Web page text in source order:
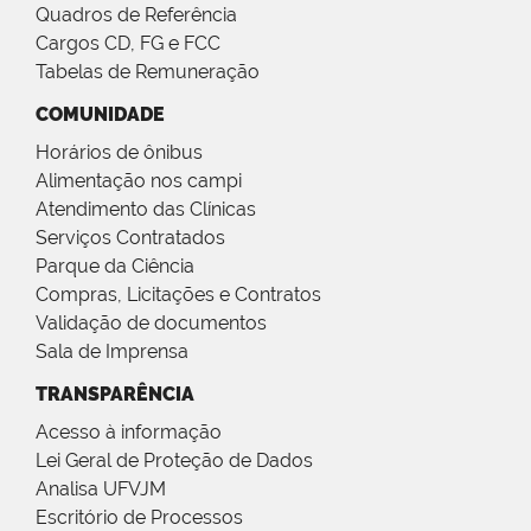
Quadros de Referência
Cargos CD, FG e FCC
Tabelas de Remuneração
COMUNIDADE
Horários de ônibus
Alimentação nos campi
Atendimento das Clínicas
Serviços Contratados
Parque da Ciência
Compras, Licitações e Contratos
Validação de documentos
Sala de Imprensa
TRANSPARÊNCIA
Acesso à informação
Lei Geral de Proteção de Dados
Analisa UFVJM
Escritório de Processos